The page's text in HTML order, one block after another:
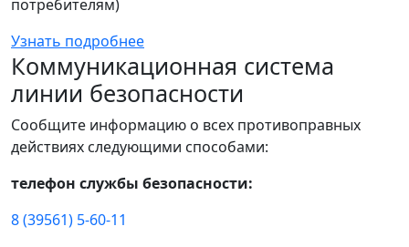
потребителям)
Узнать подробнее
Коммуникационная система
линии безопасности
Сообщите информацию о всех противоправных
действиях следующими способами:
телефон службы безопасности:
8 (39561) 5-60-11